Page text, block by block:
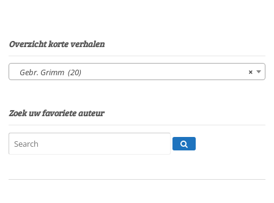
Overzicht korte verhalen
×
Gebr. Grimm (20)
Zoek uw favoriete auteur